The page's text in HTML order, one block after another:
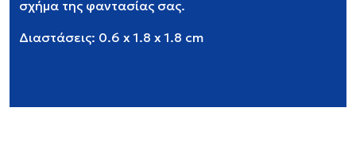
σχήμα της φαντασίας σας.
Διαστάσεις: 0.6 x 1.8 x 1.8 cm